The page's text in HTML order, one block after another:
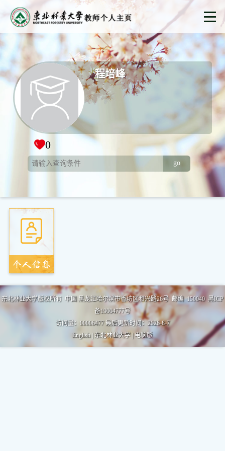
程培峰
0
go
东北林业大学版权所有 中国 黑龙江哈尔滨市香坊区和兴路26号 邮编 150040 黑ICP
备19004777号
访问量： 00006477 最后更新时间：2026-8-7
English| 东北林业大学| 电脑版